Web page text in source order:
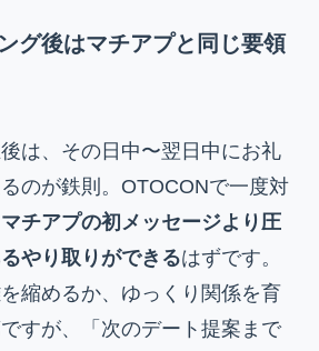
グ後はマチアプと同じ要領
は、その日中〜翌日中にお礼
のが鉄則。OTOCONで一度対
マチアプの初メッセージより圧
やり取りができるはずです。
縮めるか、ゆっくり関係を育
すが、「次のデート提案まで